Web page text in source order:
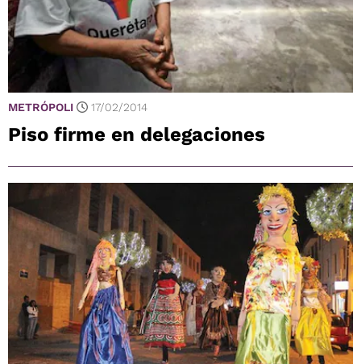
METRÓPOLI 17/02/2014
Piso firme en delegaciones